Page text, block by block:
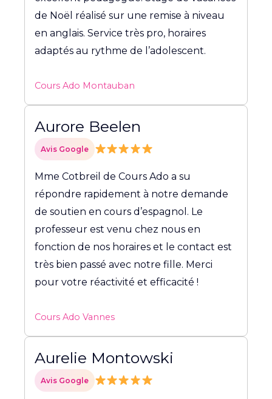
de Noël réalisé sur une remise à niveau
en anglais. Service très pro, horaires
adaptés au rythme de l’adolescent.
Cours Ado Montauban
Aurore Beelen
Avis Google
Mme Cotbreil de Cours Ado a su
répondre rapidement à notre demande
de soutien en cours d’espagnol. Le
professeur est venu chez nous en
fonction de nos horaires et le contact est
très bien passé avec notre fille. Merci
pour votre réactivité et efficacité !
Cours Ado Vannes
Aurelie Montowski
Avis Google